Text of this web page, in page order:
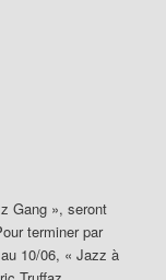
Gang », seront
terminer par
10/06, « Jazz à